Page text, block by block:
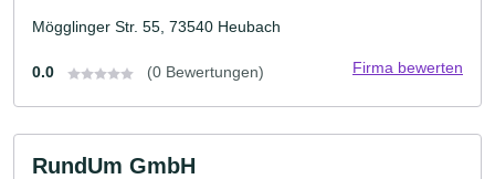
Mögglinger Str. 55, 73540 Heubach
0.0 (0 Bewertungen) Firma bewerten
RundUm GmbH